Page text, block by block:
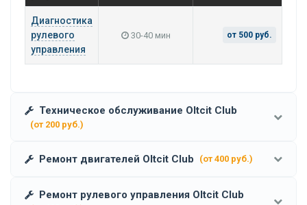
Диагностика
рулевого
управления
30-40 мин от 500 руб.
Техническое обслуживание Oltcit Club
(от 200 руб.)
Ремонт двигателей Oltcit Club (от 400 руб.)
Ремонт рулевого управления Oltcit Club